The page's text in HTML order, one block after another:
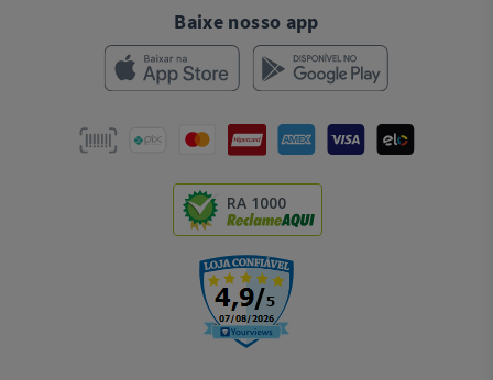
Baixe nosso app
RA 1000